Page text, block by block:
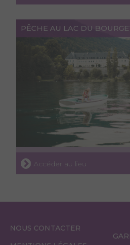
PÊCHE AU LAC DU
Accéder au lieu
NOUS CONTACTER